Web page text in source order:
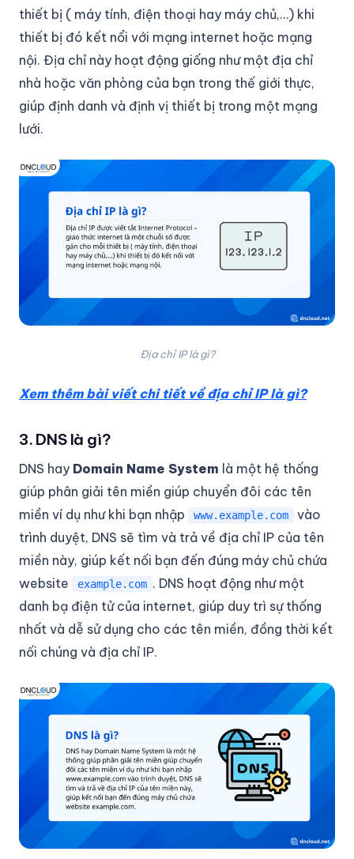
thiết bị ( máy tính, điện thoại hay máy chủ,…) khi
thiết bị đó kết nổi với mạng internet hoặc mạng
nội. Địa chỉ này hoạt động giống như một địa chỉ
nhà hoặc văn phòng của bạn trong thế giới thực,
giúp định danh và định vị thiết bị trong một mạng
lưới.
Địa chỉ IP là gì?
Xem thêm bài viết chi tiết về địa chỉ IP là gì?
3. DNS là gì?
DNS hay Domain Name System là một hệ thống
giúp phân giải tên miền giúp chuyển đôi các tên
miền ví dụ như khi bạn nhập
www.example.com
vào
trình duyệt, DNS sẽ tìm và trả về địa chỉ IP của tên
miền này, giúp kết nối bạn đến đúng máy chủ chứa
website
example.com . DNS hoạt động như một
danh bạ điện tử của internet, giúp duy trì sự thống
nhất và dễ sử dụng cho các tên miền, đồng thời kết
nối chúng và địa chỉ IP.